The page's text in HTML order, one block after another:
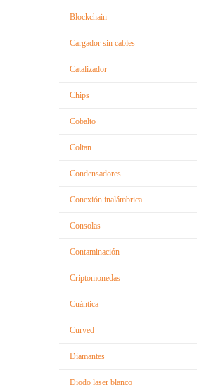
Blockchain
Cargador sin cables
Catalizador
Chips
Cobalto
Coltan
Condensadores
Conexión inalámbrica
Consolas
Contaminación
Criptomonedas
Cuántica
Curved
Diamantes
Diodo laser blanco